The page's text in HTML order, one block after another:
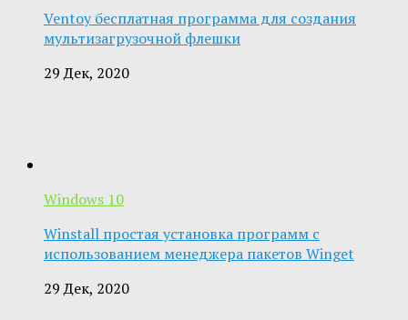
Ventoy бесплатная программа для создания
мультизагрузочной флешки
29 Дек, 2020
Windows 10
Winstall простая установка программ с
использованием менеджера пакетов Winget
29 Дек, 2020